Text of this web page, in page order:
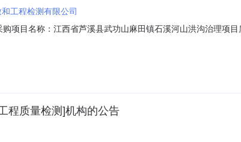
工程检测有限公司
项目名称：江西省芦溪县武功山麻田镇石溪河山洪沟治理项
同时间：15（个工作日）合同备案时间：7（个工作日）资
程质量检测]机构的公告